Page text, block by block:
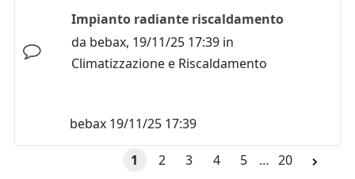
Impianto radiante riscaldamento
da bebax, 19/11/25 17:39 in
Climatizzazione e Riscaldamento
bebax 19/11/25 17:39
1 2 3 4 5 … 20